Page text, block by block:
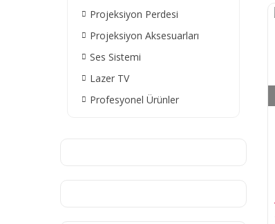
Projeksiyon Perdesi
Projeksiyon Aksesuarları
Ses Sistemi
Lazer TV
Profesyonel Ürünler